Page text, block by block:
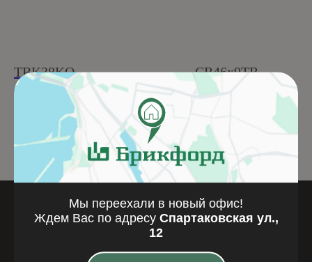
TBK38KO
Подробнее
CR46x9TR
Подробнее
Где мы
находимся
Мы переехали в новый офис!
Ждем Вас по адресу Спартаковская ул.,
12